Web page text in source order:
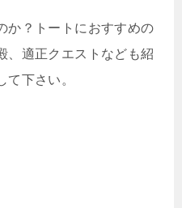
か？トートにおすすめの
、適正クエストなども紹
下さい。